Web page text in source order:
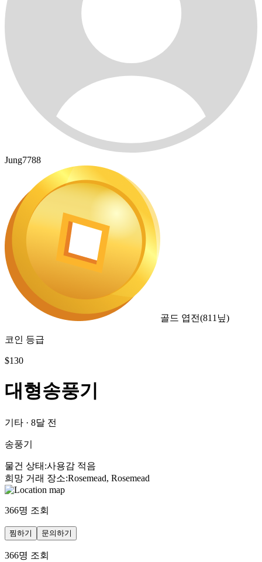
Jung7788
골드 엽전(811 닢)
코인 등급
$130
대형송풍기
기타 · 8달 전
송풍기
물건 상태 :사용감 적음
희망 거래 장소:Rosemead, Rosemead
366명 조회
찜하기 문의하기
366명 조회